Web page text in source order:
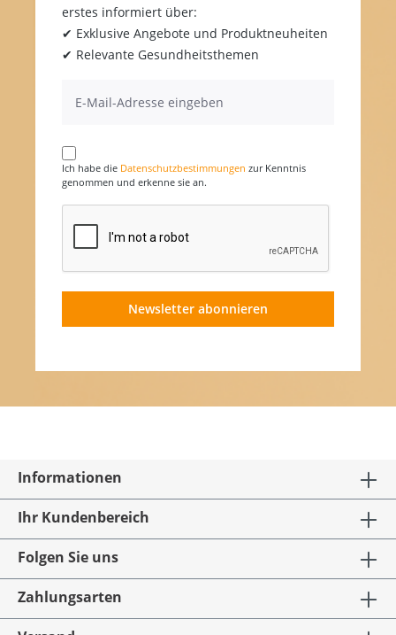
erstes informiert über:
✔ Exklusive Angebote und Produktneuheiten
✔ Relevante Gesundheitsthemen
Ich habe die Datenschutzbestimmungen zur Kenntnis
genommen und erkenne sie an.
Newsletter abonnieren
Informationen
Ihr Kundenbereich
Folgen Sie uns
Zahlungsarten